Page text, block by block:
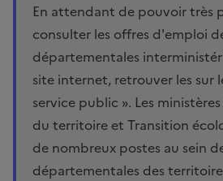
En attendant de pouvoir très
consulter les offres d'emploi
départementales
site internet, retrouver les sur
service public ». Les
du territoire et Transition
de nombreux postes au sein
départementales des